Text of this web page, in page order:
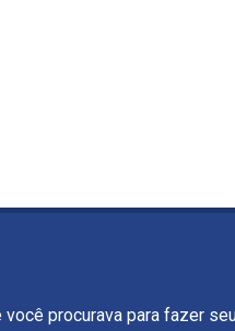
você procurava para fazer